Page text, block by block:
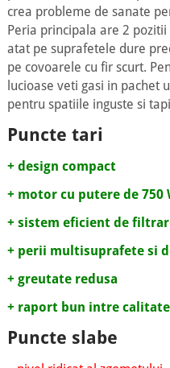
crea probleme de sanate
Peria principala are 2
atat pe suprafetele dure
pe covoarele cu fir scurt.
lucioase veti gasi in pachet
pentru spatiile inguste si
Puncte tari
+ design compact
+ motor cu putere de 750
+ sistem eficient de
+ perii multisuprafete si
+ greutate redusa
+ raport bun intre
Puncte slabe